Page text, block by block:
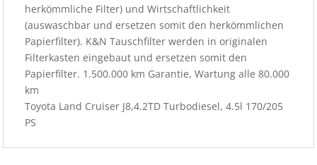
herkömmliche Filter) und Wirtschaftlichkeit
(auswaschbar und ersetzen somit den herkömmlichen
Papierfilter). K&N Tauschfilter werden in originalen
Filterkasten eingebaut und ersetzen somit den
Papierfilter. 1.500.000 km Garantie, Wartung alle 80.000
km
Toyota Land Cruiser J8,4.2TD Turbodiesel, 4.5l 170/205
PS